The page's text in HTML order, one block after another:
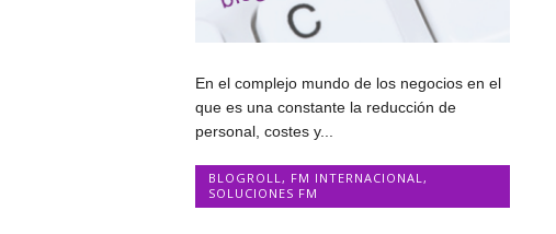
En el complejo mundo de los negocios en el
que es una constante la reducción de
personal, costes y...
BLOGROLL, FM INTERNACIONAL,
SOLUCIONES FM